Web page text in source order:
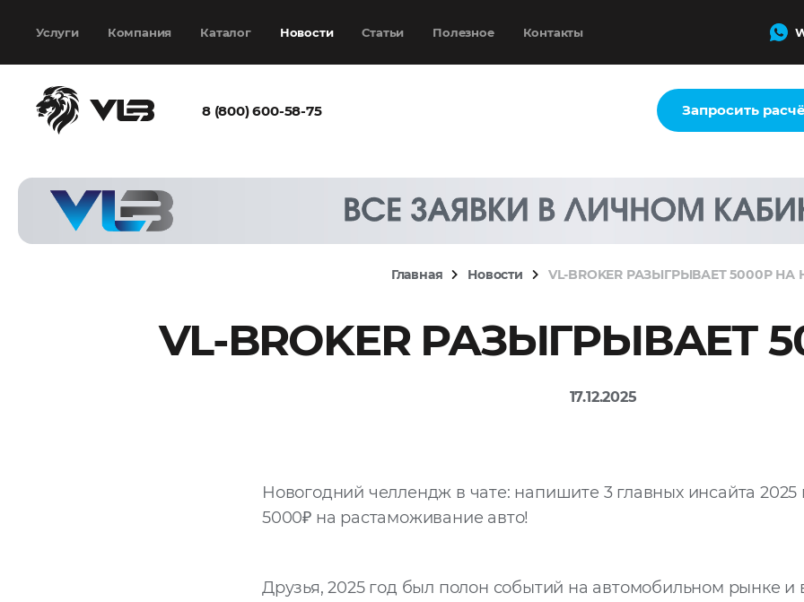
Услуги Компания Каталог Новости Статьи Полезное Контакты
8 (800) 600-58-75 Запросить
Главная Новости VL-BROKER РАЗЫГРЫВАЕТ 5000Р НА
VL-BROKER РАЗЫГРЫВАЕТ
17.12.2025
Новогодний челлендж в чате: напишите 3 главных инсайта 2025
5000₽ на растаможивание авто!
Друзья, 2025 год был полон событий на автомобильном рынке
выбран
Согласен с
политикой
конфиденциальности
и наобработку моих